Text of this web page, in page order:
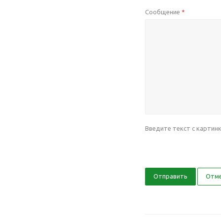
Сообщение *
Введите текст с
Отправить